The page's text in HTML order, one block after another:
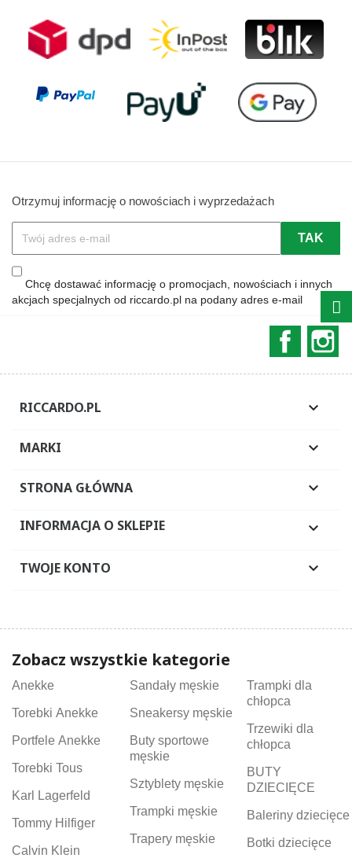
Otrzymuj informację o nowościach i wyprzedażach
Chcę dostawać informację o promocjach, nowościach i innych
akcjach specjalnych od riccardo.pl na podany adres e-mail
RICCARDO.PL 
MARKI 
STRONA GŁÓWNA 
INFORMACJA O SKLEPIE 
TWOJE KONTO 
Zobacz wszystkie kategorie
Anekke
Torebki Anekke
Portfele Anekke
Torebki Tous
Karl Lagerfeld
Tommy Hilfiger
Calvin Klein
Sandały męskie
Sneakersy męskie
Buty sportowe
męskie
Sztyblety męskie
Trampki męskie
Trapery męskie
Trampki dla
chłopca
Trzewiki dla
chłopca
BUTY
DZIECIĘCE
Baleriny dziecięce
Botki dziecięce